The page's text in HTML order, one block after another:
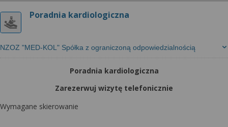
Poradnia kardiologiczna
NZOZ "MED-KOL" Spółka z ograniczoną odpowiedzialnością
Poradnia kardiologiczna
Zarezerwuj wizytę telefonicznie
Wymagane skierowanie